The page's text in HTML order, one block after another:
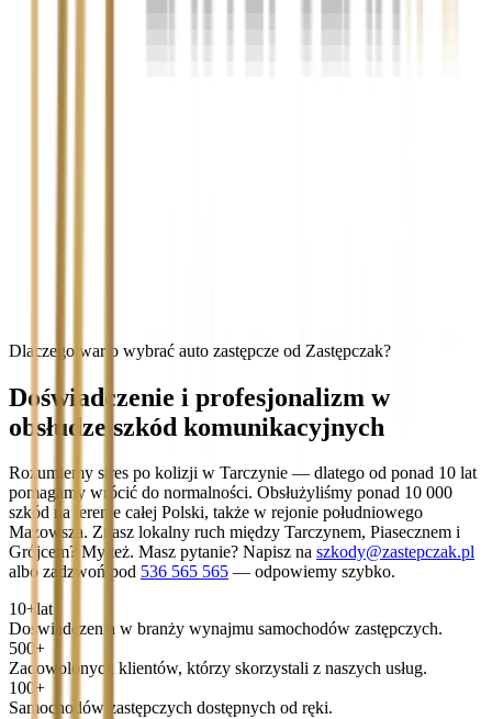
Dlaczego warto wybrać auto zastępcze od Zastępczak?
Doświadczenie i profesjonalizm w
obsłudze szkód komunikacyjnych
Rozumiemy stres po kolizji w Tarczynie — dlatego od ponad 10 lat
pomagamy wrócić do normalności. Obsłużyliśmy ponad 10 000
szkód na terenie całej Polski, także w rejonie południowego
Mazowsza. Znasz lokalny ruch między Tarczynem, Piasecznem i
Grójcem? My też. Masz pytanie? Napisz na szkody@zastepczak.pl
albo zadzwoń pod 536 565 565 — odpowiemy szybko.
10+ lat
Doświadczenia w branży wynajmu samochodów zastępczych.
500+
Zadowolonych klientów, którzy skorzystali z naszych usług.
100+
Samochodów zastępczych dostępnych od ręki.